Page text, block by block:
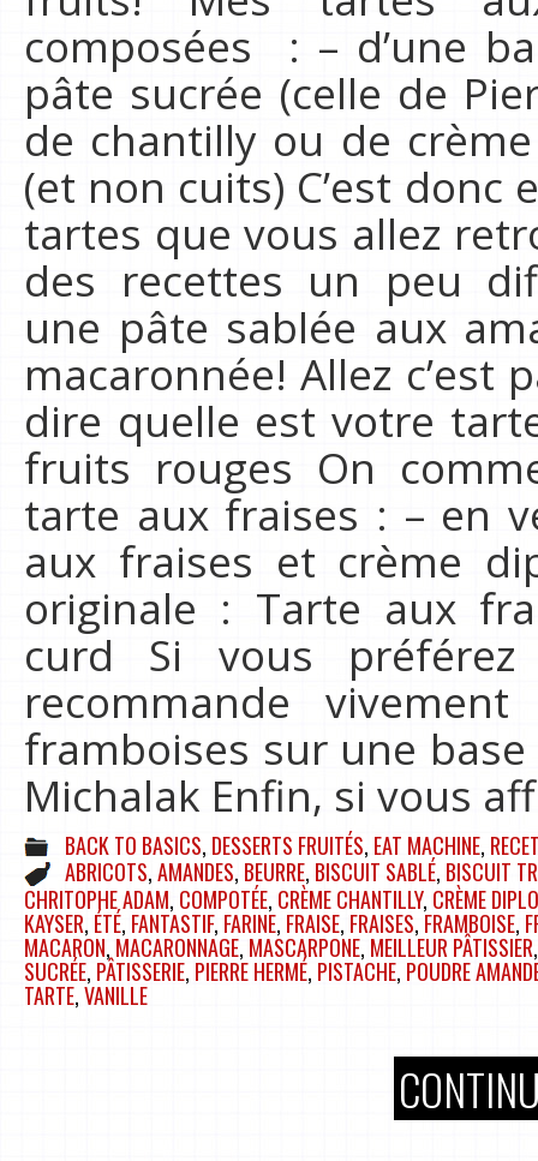
composées : – d’une
pâte sucrée (celle de
de chantilly ou de
(et non cuits) C’est
tartes que vous allez
des recettes un peu
une pâte sablée aux
macaronnée! Allez c’est
dire quelle est votre
fruits rouges On
tarte aux fraises : – en
aux fraises et crème
originale : Tarte aux
curd Si vous
recommande
framboises sur une
Michalak Enfin, si vous
BACK TO BASICS, DESSERTS FRUITÉS, EAT MACHINE,
ABRICOTS,AMANDES, BEURRE, BISCUIT SABLÉ, BISCUIT
CHRITOPHE ADAM, COMPOTÉE, CRÈME CHANTILLY, CRÈME
KAYSER, ÉTÉ, FANTASTIF, FARINE, FRAISE, FRAISES,FRAMBOISE,
MACARON, MACARONNAGE, MASCARPONE, MEILLEUR PÂTISSIER
SUCRÉE, PÂTISSERIE, PIERRE HERMÉ, PISTACHE, POUDRE
TARTE,VANILLE